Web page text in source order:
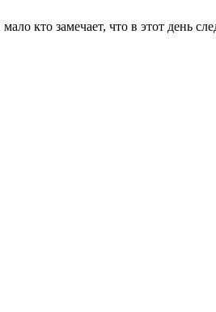
кто замечает, что в этот день